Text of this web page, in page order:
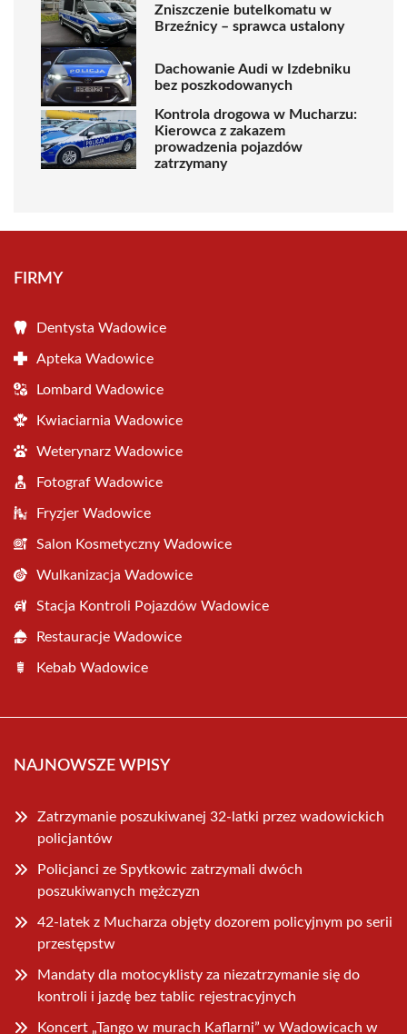
Zniszczenie butelkomatu w
Brzeźnicy – sprawca ustalony
Dachowanie Audi w Izdebniku
bez poszkodowanych
Kontrola drogowa w Mucharzu:
Kierowca z zakazem
prowadzenia pojazdów
zatrzymany
FIRMY
Dentysta Wadowice
Apteka Wadowice
Lombard Wadowice
Kwiaciarnia Wadowice
Weterynarz Wadowice
Fotograf Wadowice
Fryzjer Wadowice
Salon Kosmetyczny Wadowice
Wulkanizacja Wadowice
Stacja Kontroli Pojazdów Wadowice
Restauracje Wadowice
Kebab Wadowice
NAJNOWSZE WPISY
Zatrzymanie poszukiwanej 32-latki przez wadowickich
policjantów
Policjanci ze Spytkowic zatrzymali dwóch
poszukiwanych mężczyzn
42-latek z Mucharza objęty dozorem policyjnym po serii
przestępstw
Mandaty dla motocyklisty za niezatrzymanie się do
kontroli i jazdę bez tablic rejestracyjnych
Koncert „Tango w murach Kaflarni” w Wadowicach w